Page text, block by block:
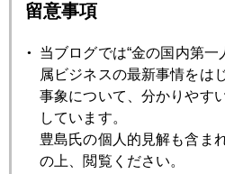
2006年09月28日
2006年09月26日
ヘッジファンド巨額損失－続報
留意事項
当ブログでは“金の国内第一
属ビジネスの最新事情をは
事象について、分かりやす
しています。
豊島氏の個人的見解も含ま
の上、閲覧ください。